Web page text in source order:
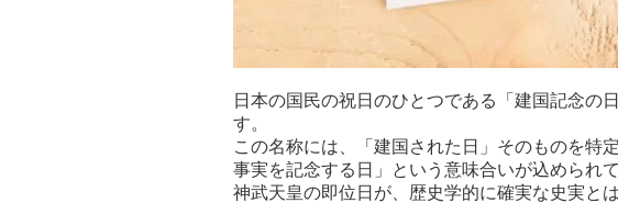
日本の国民の祝日のひとつである「建国記念の
す。
この名称には、「建国された日」そのものを特
事実を記念する日」という意味合いが込められ
神武天皇の即位日が、歴史学的に確実な史実と